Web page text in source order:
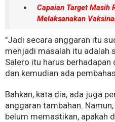
Capaian Target Masih
Melaksanakan
"Jadi secara anggaran itu
menjadi masalah itu adalah
Salero itu harus
dan kemudian ada
Bahkan, kata dia, ada juga
anggaran tambahan.
belum memastikan, apakah